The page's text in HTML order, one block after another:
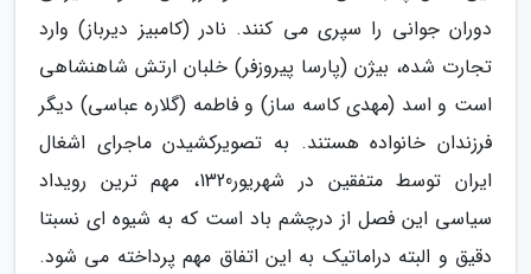
دوران جوانی را سپری می کنند. نادر (کامبیز دیرباز) وارد
تجارت شده، بیژن (پارسا پیروزفر) خلبان ارتش شاهنشاهی
است و اسد (مهدی کاسه ساز) و فاطمه (گلاره عباسی) دیگر
فرزندان خانواده هستند. به تصویرکشیدن ماجرای اشغال
ایران توسط متفقین در شهریور1320، مهم ترین رویداد
سیاسی این فصل از درچشم باد است که به شیوه ای نسبتا
دقیق و البته دراماتیک به این اتفاق مهم پرداخته می شود.